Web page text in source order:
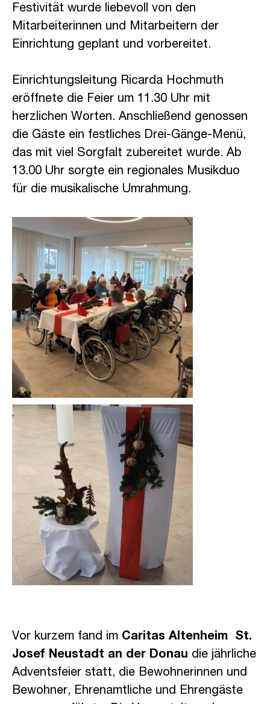
Festivität wurde liebevoll von den
Mitarbeiterinnen und Mitarbeitern der
Einrichtung geplant und vorbereitet.
Einrichtungsleitung Ricarda Hochmuth
eröffnete die Feier um 11.30 Uhr mit
herzlichen Worten. Anschließend genossen
die Gäste ein festliches Drei-Gänge-Menü,
das mit viel Sorgfalt zubereitet wurde. Ab
13.00 Uhr sorgte ein regionales Musikduo
für die musikalische Umrahmung.
Vor kurzem fand im Caritas Altenheim St.
Josef Neustadt an der Donau die jährliche
Adventsfeier statt, die Bewohnerinnen und
Bewohner, Ehrenamtliche und Ehrengäste